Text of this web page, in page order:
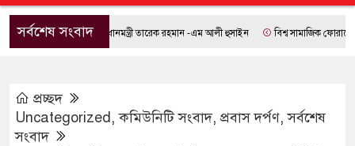
সর্বশেষ সংবাদপ্রধানমন্ত্রী তারেক রহমান -এম আলী হুসাইন বিশ্ব সামাজিক ফোরামে যোগ
প্রচ্ছদ
Uncategorized,কমিউনিটি সংবাদ, প্রবাস দর্পণ,সর্বশেষ
সংবাদ